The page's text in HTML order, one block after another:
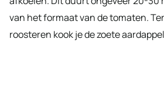
van het formaat van de tomaten.
roosteren kook je de zoete